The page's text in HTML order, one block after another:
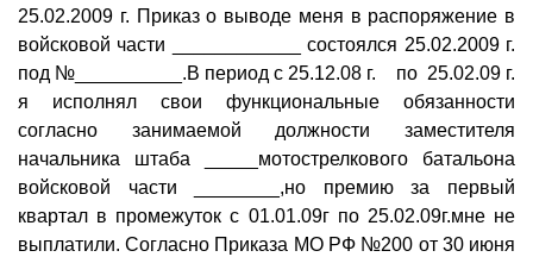
25.02.2009 г. Приказ о выводе меня в распоряжение в
войсковой части ____________ состоялся 25.02.2009 г.
под №__________.В период с 25.12.08 г. по 25.02.09 г.
я исполнял свои функциональные обязанности
согласно занимаемой должности заместителя
начальника штаба _____мотострелкового батальона
войсковой части ________,но премию за первый
квартал в промежуток с 01.01.09г по 25.02.09г.мне не
выплатили. Согласно Приказа МО РФ №200 от 30 июня